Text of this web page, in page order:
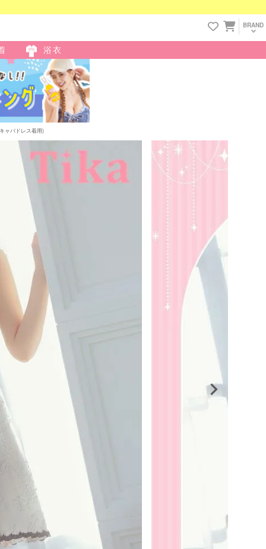
BRAND
浴衣
ャバドレス着用)